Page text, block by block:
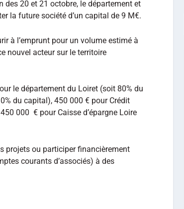
20 et 21 octobre, le département et
la future société d’un capital de 9 M€.
à l’emprunt pour un volume estimé à
nouvel acteur sur le territoire
le département du Loiret (soit 80% du
du capital), 450 000 € pour Crédit
000 € pour Caisse d’épargne Loire
projets ou participer financièrement
courants d’associés) à des